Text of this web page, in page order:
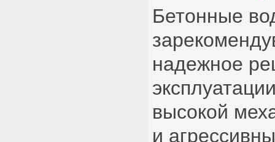
Бетонные
надежное
высокой
и